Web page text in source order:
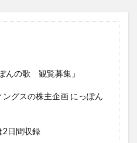
んの歌 観覧募集」
グスの株主企画 にっぽん
2日間収録